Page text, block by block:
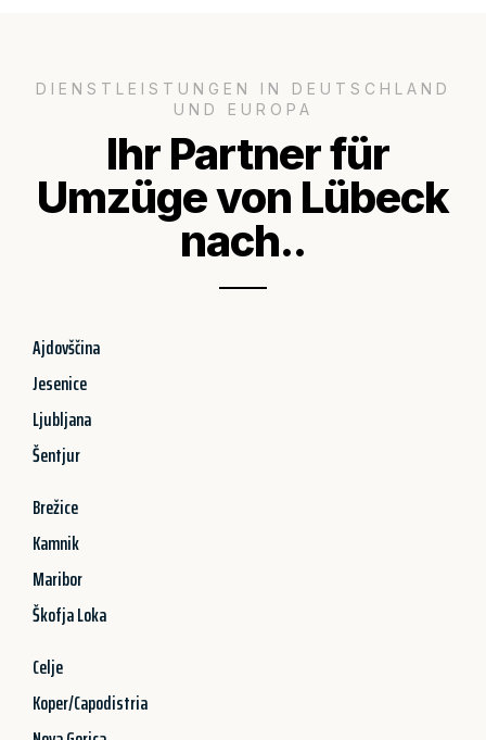
DIENSTLEISTUNGEN IN DEUTSCHLAND
UND EUROPA
Ihr Partner für
Umzüge von Lübeck
nach..
Ajdovščina
Jesenice
Ljubljana
Šentjur
Brežice
Kamnik
Maribor
Škofja Loka
Celje
Koper/Capodistria